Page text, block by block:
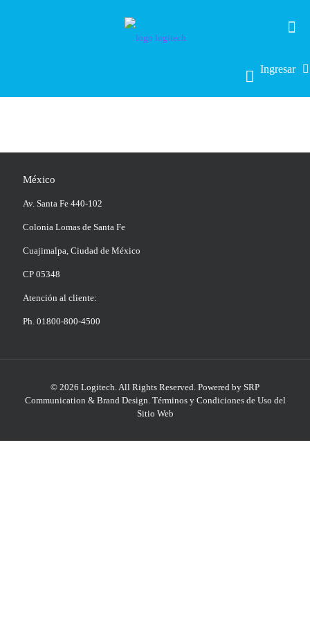
Ingresar
México
Av. Santa Fe 440-102
Colonia Lomas de Santa Fe
Cuajimalpa, Ciudad de México
CP 05348
Atención al cliente:
Ph. 01800-800-4500
© 2026 Logitech. All Rights Reserved. Powered by SRP
Communication & Brand Design. Términos y Condiciones de Uso del
Sitio Web